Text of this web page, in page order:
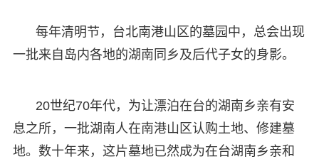
每年清明节，台北南港山区的墓园中，总会出现
一批来自岛内各地的湖南同乡及后代子女的身影。
20世纪70年代，为让漂泊在台的湖南乡亲有安
息之所，一批湖南人在南港山区认购土地、修建墓
地。数十年来，这片墓地已然成为在台湖南乡亲和